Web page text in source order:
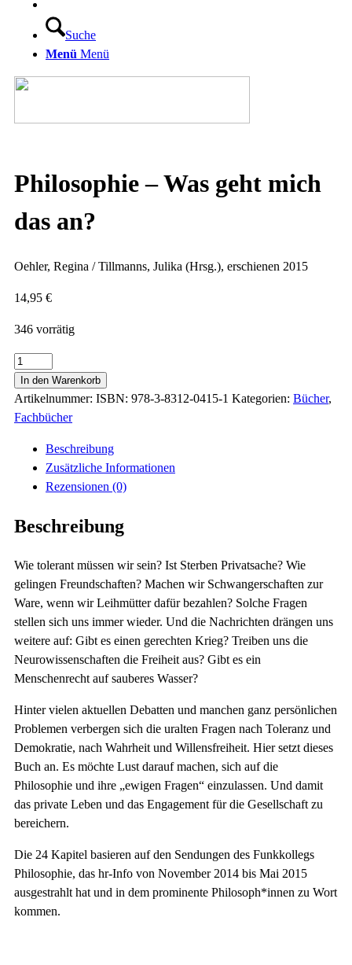
Suche
Menü Menü
Philosophie – Was geht mich
das an?
Oehler, Regina / Tillmanns, Julika (Hrsg.), erschienen 2015
14,95 €
346 vorrätig
Philosophie
-
Was
geht
Menge
In den Warenkorb
Artikelnummer: ISBN: 978-3-8312-0415-1 Kategorien: Bücher,
Fachbücher
Beschreibung
Zusätzliche Informationen
Rezensionen (0)
Beschreibung
Wie tolerant müssen wir sein? Ist Sterben Privatsache? Wie
gelingen Freundschaften? Machen wir Schwangerschaften zur
Ware, wenn wir Leihmütter dafür bezahlen? Solche Fragen
stellen sich uns immer wieder. Und die Nachrichten drängen uns
weitere auf: Gibt es einen gerechten Krieg? Treiben uns die
Neurowissenschaften die Freiheit aus? Gibt es ein
Menschenrecht auf sauberes Wasser?
Hinter vielen aktuellen Debatten und manchen ganz persönlichen
Problemen verbergen sich die uralten Fragen nach Toleranz und
Demokratie, nach Wahrheit und Willensfreiheit. Hier setzt dieses
Buch an. Es möchte Lust darauf machen, sich auf die
Philosophie und ihre „ewigen Fragen“ einzulassen. Und damit
das private Leben und das Engagement für die Gesellschaft zu
bereichern.
Die 24 Kapitel basieren auf den Sendungen des Funkkollegs
Philosophie, das hr-Info von November 2014 bis Mai 2015
ausgestrahlt hat und in dem prominente Philosoph*innen zu Wort
kommen.